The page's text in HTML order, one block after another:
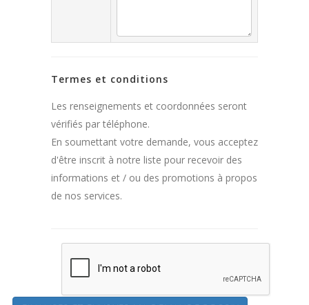
Termes et conditions
Les renseignements et coordonnées seront
vérifiés par téléphone.
En soumettant votre demande, vous acceptez
d'être inscrit à notre liste pour recevoir des
informations et / ou des promotions à propos
de nos services.